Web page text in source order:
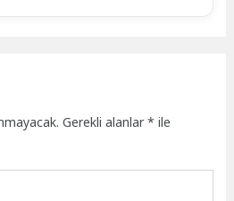
Gerekli alanlar* ile